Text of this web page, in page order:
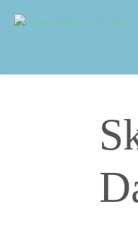
Sidhuvud